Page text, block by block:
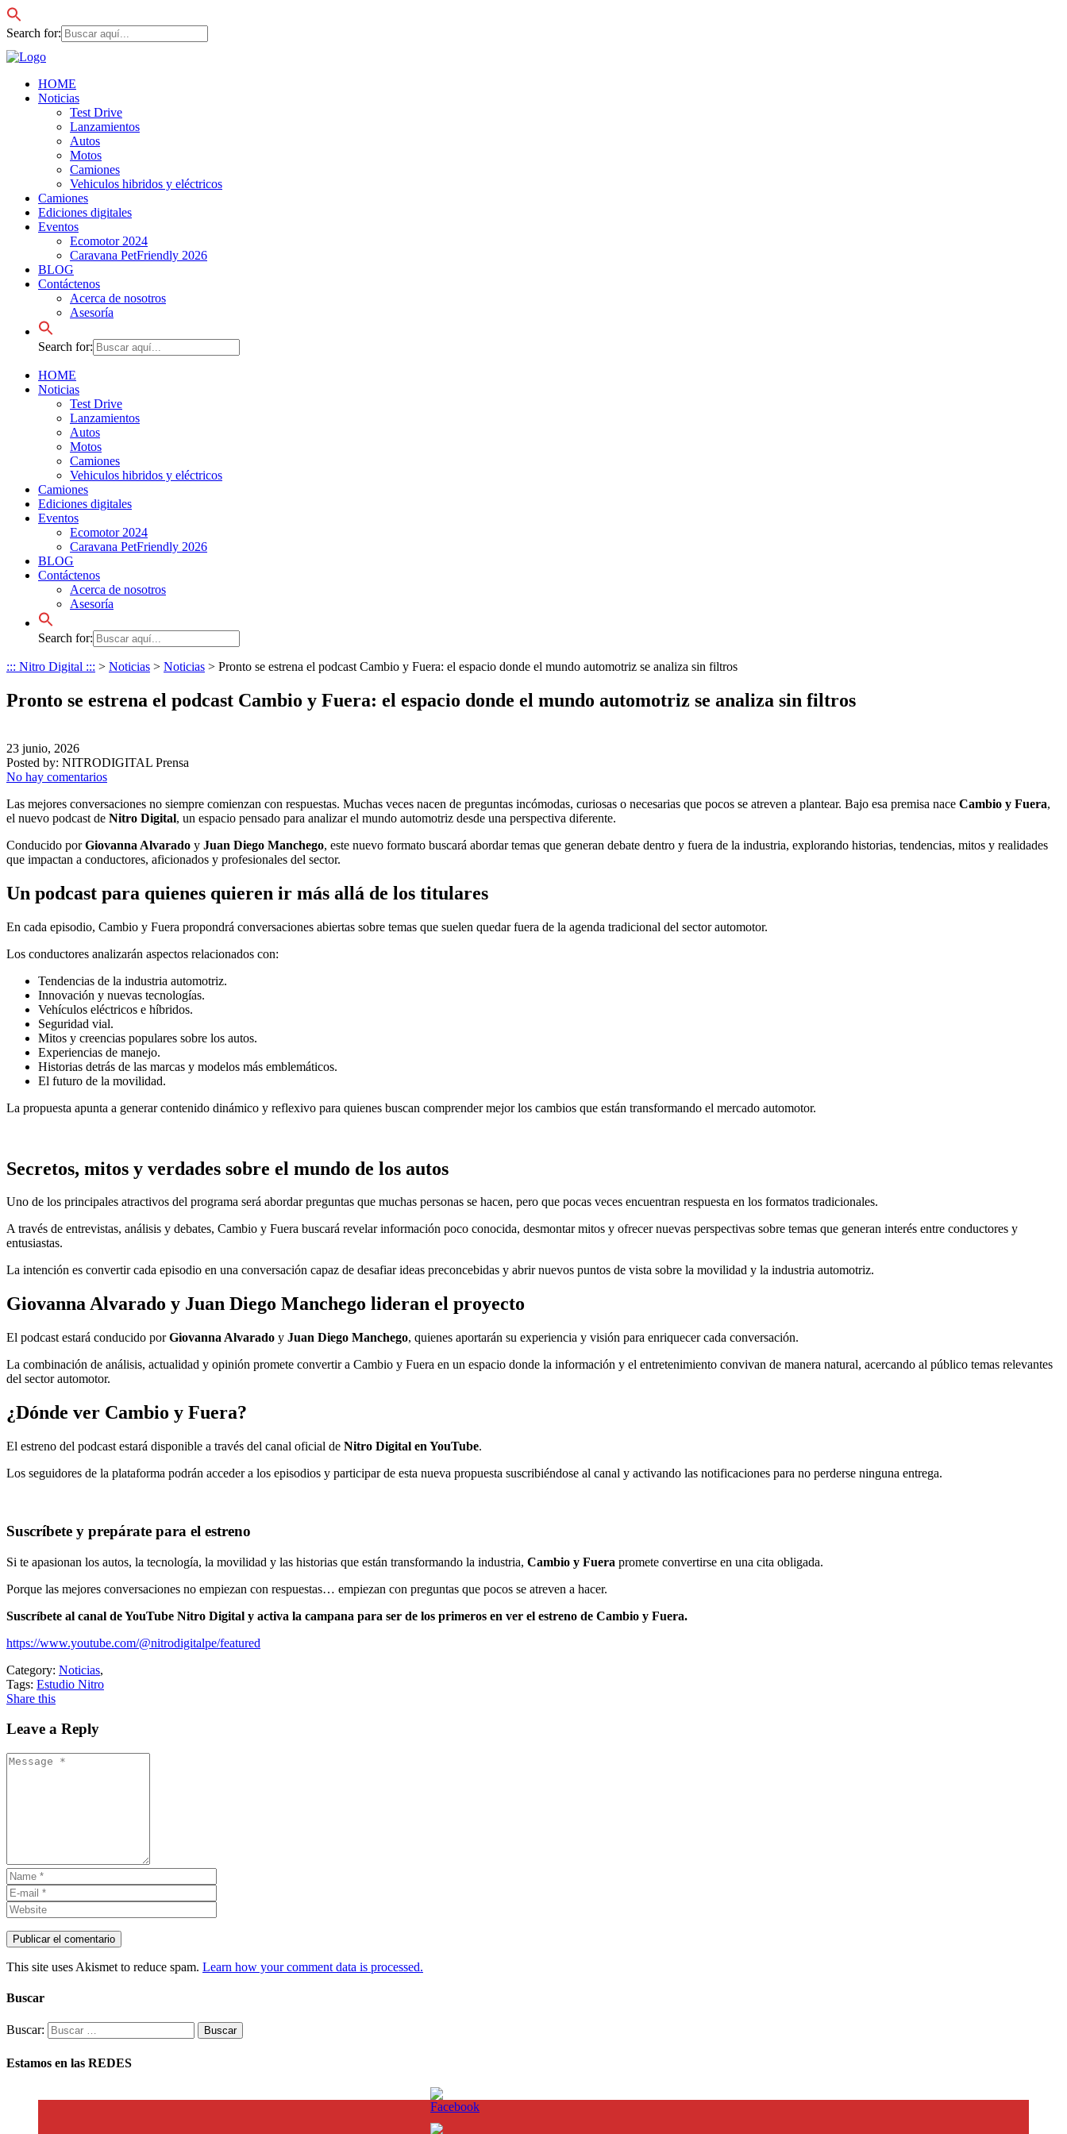
Search for:
HOME
Noticias
Test Drive
Lanzamientos
Autos
Motos
Camiones
Vehiculos hibridos y eléctricos
Camiones
Ediciones digitales
Eventos
Ecomotor 2024
Caravana PetFriendly 2026
BLOG
Contáctenos
Acerca de nosotros
Asesoría
Search for:
HOME
Noticias
Test Drive
Lanzamientos
Autos
Motos
Camiones
Vehiculos hibridos y eléctricos
Camiones
Ediciones digitales
Eventos
Ecomotor 2024
Caravana PetFriendly 2026
BLOG
Contáctenos
Acerca de nosotros
Asesoría
Search for:
::: Nitro Digital ::: > Noticias > Noticias > Pronto se estrena el podcast Cambio y Fuera: el espacio donde el mundo automotriz se analiza sin filtros
Pronto se estrena el podcast Cambio y Fuera: el espacio donde el mundo automotriz se analiza sin filtros
23 junio, 2026
Posted by: NITRODIGITAL Prensa
No hay comentarios
Las mejores conversaciones no siempre comienzan con respuestas. Muchas veces nacen de preguntas incómodas, curiosas o necesarias que pocos se atreven a plantear. Bajo esa premisa nace Cambio y Fuera,
el nuevo podcast de Nitro Digital, un espacio pensado para analizar el mundo automotriz desde una perspectiva diferente.
Conducido porGiovanna Alvarado y Juan Diego Manchego, este nuevo formato buscará abordar temas que generan debate dentro y fuera de la industria, explorando historias, tendencias, mitos y realidades
que impactan a conductores, aficionados y profesionales del sector.
Un podcast para quienes quieren ir más allá de los titulares
En cada episodio, Cambio y Fuera propondrá conversaciones abiertas sobre temas que suelen quedar fuera de la agenda tradicional del sector automotor.
Los conductores analizarán aspectos relacionados con:
Tendencias de la industria automotriz.
Innovación y nuevas tecnologías.
Vehículos eléctricos e híbridos.
Seguridad vial.
Mitos y creencias populares sobre los autos.
Experiencias de manejo.
Historias detrás de las marcas y modelos más emblemáticos.
El futuro de la movilidad.
La propuesta apunta a generar contenido dinámico y reflexivo para quienes buscan comprender mejor los cambios que están transformando el mercado automotor.
Secretos, mitos y verdades sobre el mundo de los autos
Uno de los principales atractivos del programa será abordar preguntas que muchas personas se hacen, pero que pocas veces encuentran respuesta en los formatos tradicionales.
A través de entrevistas, análisis y debates, Cambio y Fuera buscará revelar información poco conocida, desmontar mitos y ofrecer nuevas perspectivas sobre temas que generan interés entre conductores y
entusiastas.
La intención es convertir cada episodio en una conversación capaz de desafiar ideas preconcebidas y abrir nuevos puntos de vista sobre la movilidad y la industria automotriz.
Giovanna Alvarado y Juan Diego Manchego lideran el proyecto
El podcast estará conducido porGiovanna Alvarado y Juan Diego Manchego, quienes aportarán su experiencia y visión para enriquecer cada conversación.
La combinación de análisis, actualidad y opinión promete convertir a Cambio y Fuera en un espacio donde la información y el entretenimiento convivan de manera natural, acercando al público temas relevantes
del sector automotor.
¿Dónde ver Cambio y Fuera?
El estreno del podcast estará disponible a través del canal oficial de Nitro Digital en YouTube.
Los seguidores de la plataforma podrán acceder a los episodios y participar de esta nueva propuesta suscribiéndose al canal y activando las notificaciones para no perderse ninguna entrega.
Suscríbete y prepárate para el estreno
Si te apasionan los autos, la tecnología, la movilidad y las historias que están transformando la industria, Cambio y Fuera promete convertirse en una cita obligada.
Porque las mejores conversaciones no empiezan con respuestas… empiezan con preguntas que pocos se atreven a hacer.
Suscríbete al canal de YouTube Nitro Digital y activa la campana para ser de los primeros en ver el estreno de Cambio y Fuera.
https://www.youtube.com/@nitrodigitalpe/featured
Category: Noticias,
Tags: Estudio Nitro
Share this
Leave a Reply
This site uses Akismet to reduce spam. Learn how your comment data is processed.
Buscar
Buscar:
Estamos en las REDES